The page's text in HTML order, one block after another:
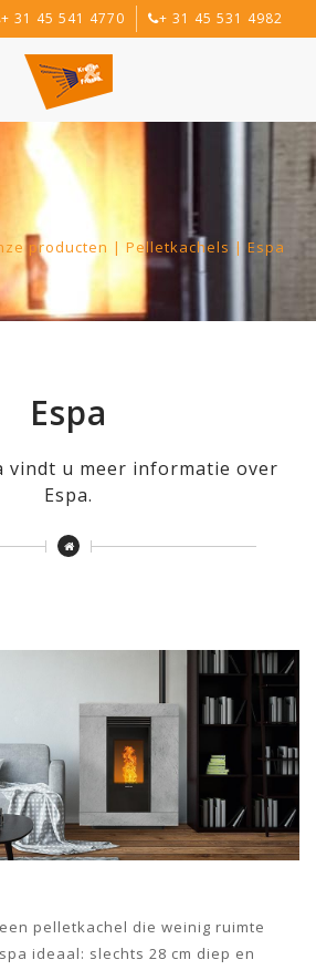
+ 31 45 541 4770 + 31 45 531 4982
producten | Pelletkachels | Espa
Espa
vindt u meer informatie over
Espa.
pelletkachel die weinig ruimte
ideaal: slechts 28 cm diep en